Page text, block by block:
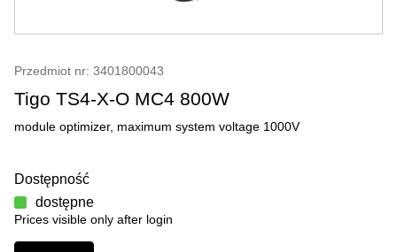
Przedmiot nr: 3401800043
Tigo TS4-X-O MC4 800W
module optimizer, maximum system voltage 1000V
Dostępność
dostępne
Prices visible only after login